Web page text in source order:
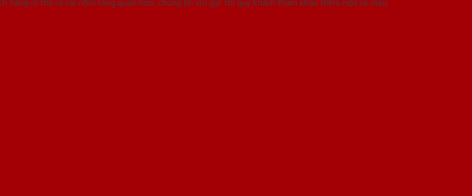
hàng có thể có cái nhìn tổng quan hơn, chúng tôi xin gửi tới quý khách tham khảo thêm một số mẫu